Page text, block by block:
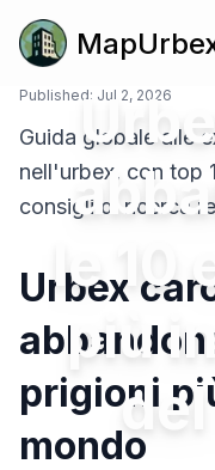
le 10
più
Published: Jul 2, 2026
Guida globale alle
nell'urbex, con top
consigli di ricerca
Urbex
prigioni
mondo